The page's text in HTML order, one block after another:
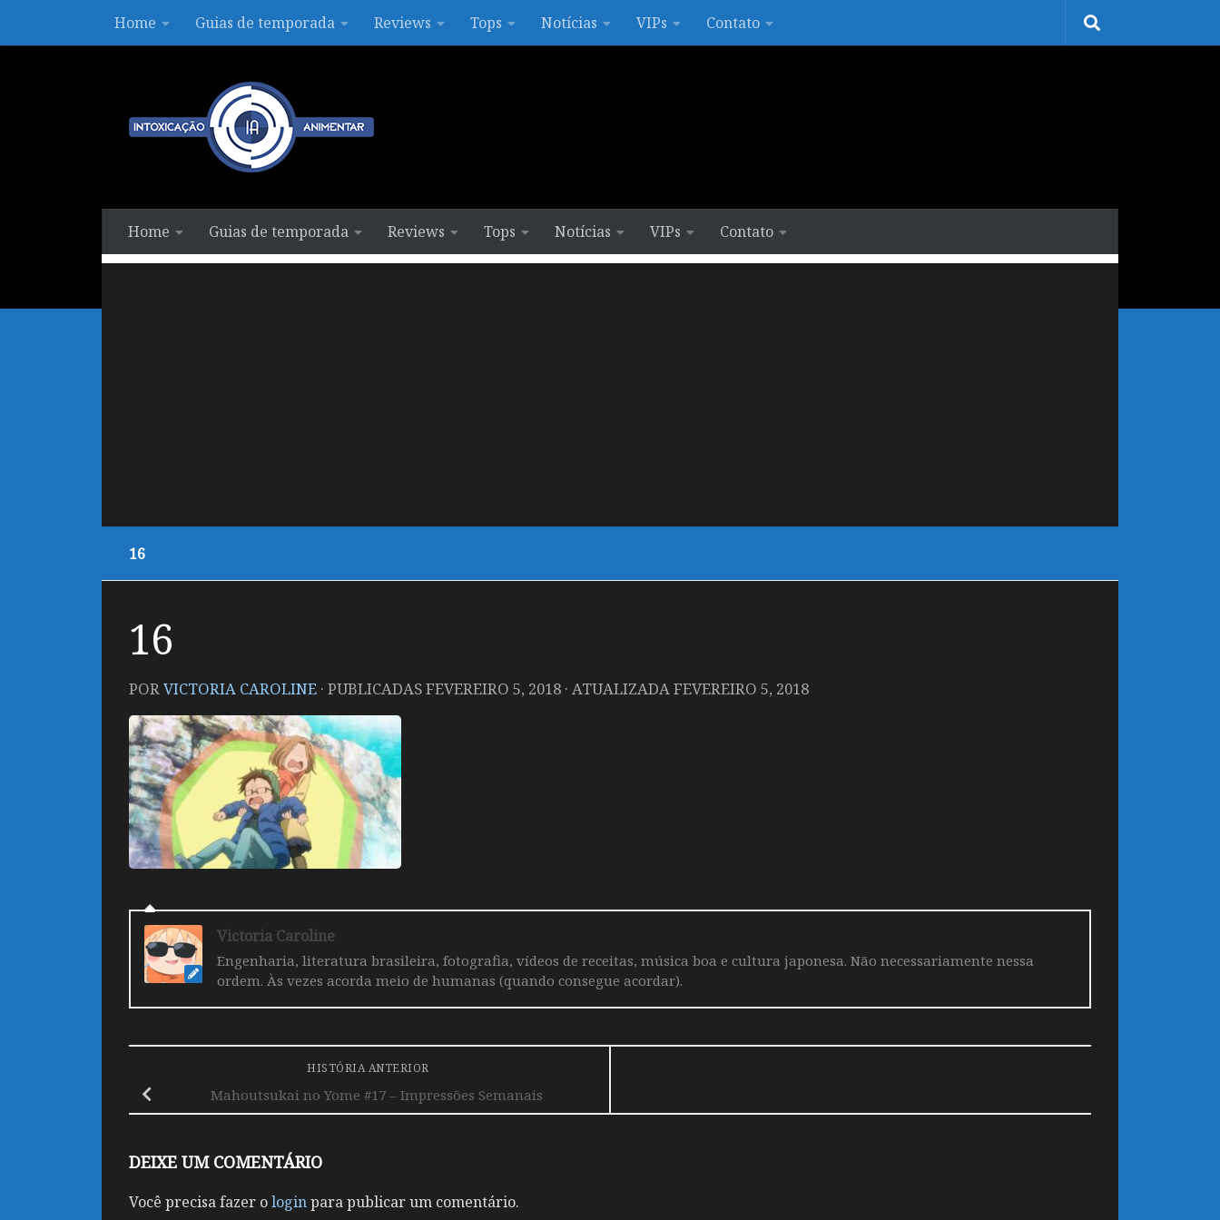
Skip to contentHome Guias de temporada Reviews Tops Notícias VIPs Contato
Home Guias de temporada Reviews Tops Notícias VIPs Contato
16
16
PORVICTORIA CAROLINE · PUBLICADASFEVEREIRO 5, 2018 · ATUALIZADAFEVEREIRO 5, 2018
Victoria Caroline
Engenharia, literatura brasileira, fotografia, vídeos de receitas, música boa e cultura japonesa. Não necessariamente nessa
ordem. Às vezes acorda meio de humanas (quando consegue acordar).
HISTÓRIA ANTERIOR
Mahoutsukai no Yome #17 – Impressões Semanais
DEIXE UM COMENTÁRIO
Você precisa fazer ologinpara publicar um comentário.